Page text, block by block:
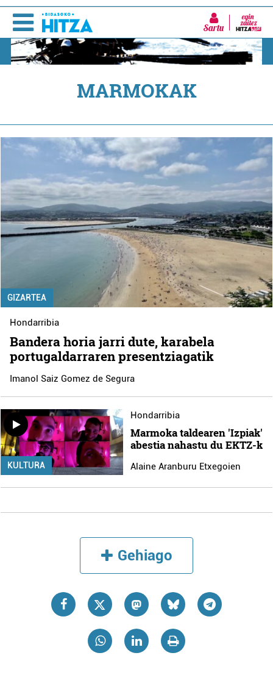
Sartu
MARMOKAK
GIZARTEA
Hondarribia
Bandera horia jarri dute, karabela
portugaldarraren presentziagatik
Imanol Saiz Gomez de Segura
KULTURA
Hondarribia
Marmoka taldearen 'Izpiak'
abestia nahastu du EKTZ-k
Alaine Aranburu Etxegoien
Gehiago